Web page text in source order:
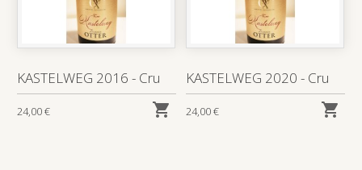
KASTELWEG 2016 - Cru
24,00 € 
KASTELWEG 2020 - Cru
24,00 € 